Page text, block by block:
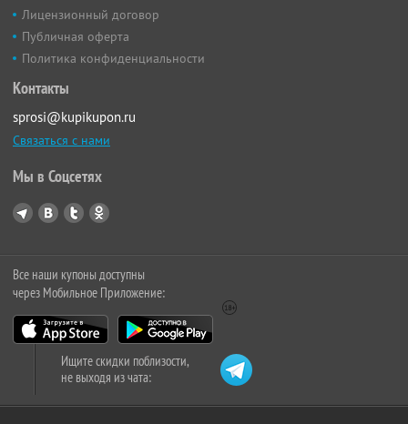
Лицензионный договор
Публичная оферта
Политика конфиденциальности
Контакты
sprosi@kupikupon.ru
Связаться с нами
Мы в Соцсетях
Все наши купоны доступны
через Мобильное Приложение:
Ищите скидки поблизости,
не выходя из чата: